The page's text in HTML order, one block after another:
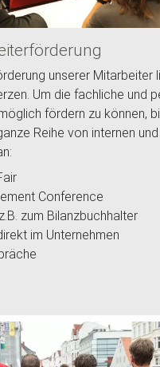
unserer Mitarbeiter
Um die fachliche und
fördern zu können,
Reihe von internen
Conference
zum Bilanzbuchhalter
im Unternehmen